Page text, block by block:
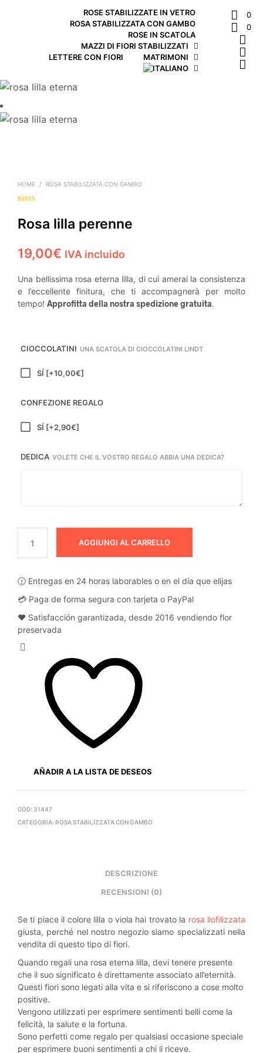
ROSE STABILIZZATE IN VETRO
ROSA STABILIZZATA CON GAMBO
ROSE IN SCATOLA
MAZZI DI FIORI STABILIZZATI
LETTERE CON FIORI
MATRIMONI
0
0
HOME / ROSA STABILIZZATA CON GAMBO
direcensioni
Rosa lilla perenne
19,00€ IVA incluido
Una bellissima rosa eterna lilla, di cui amerai la consistenza
e l’eccellente finitura, che ti accompagnerà per molto
tempo! Approfitta della nostra spedizione gratuita.
CIOCCOLATINI UNA SCATOLA DI CIOCCOLATINI LINDT
SÍ [+10,00€]
CONFEZIONE REGALO
SÍ [+2,90€]
DEDICA VOLETE CHE IL VOSTRO REGALO ABBIA UNA DEDICA?
AGGIUNGI AL CARRELLO
🕜 Entregas en 24 horas laborables o en el día que elijas
💳 Paga de forma segura con tarjeta o PayPal
❤️ Satisfacción garantizada, desde 2016 vendiendo flor
preservada
AÑADIR A LA LISTA DE DESEOS
COD: 31447
CATEGORIA: ROSA STABILIZZATA CON GAMBO
DESCRIZIONE
RECENSIONI (0)
Se ti piace il colore lilla o viola hai trovato la rosa liofilizzata
giusta, perché nel nostro negozio siamo specializzati nella
vendita di questo tipo di fiori.
Quando regali una rosa eterna lilla, devi tenere presente
che il suo significato è direttamente associato all’eternità.
Questi fiori sono legati alla vita e si riferiscono a cose molto
positive.
Vengono utilizzati per esprimere sentimenti belli come la
felicità, la salute e la fortuna.
Sono perfetti come regalo per qualsiasi occasione speciale
per esprimere buoni sentimenti a chi li riceve.